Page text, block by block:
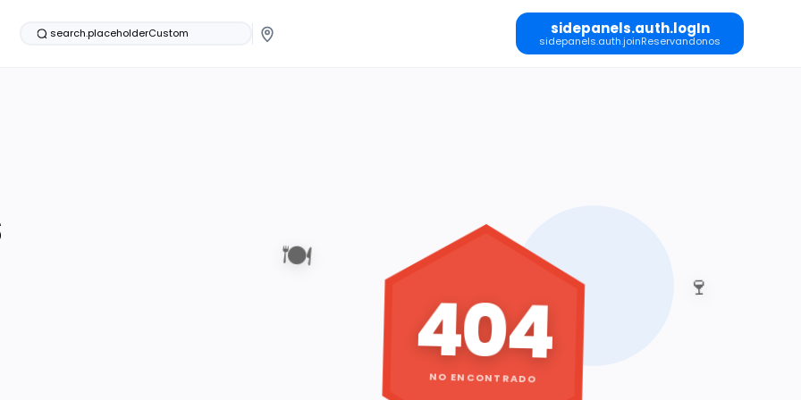
search.placeholderCustom sidepanels.auth.logIn
sidepanels.auth.joinReservandonos
🍽️
🍷
404
NO ENCONTRADO